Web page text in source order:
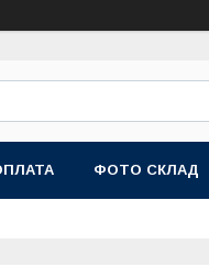
ФОТО СКЛАД